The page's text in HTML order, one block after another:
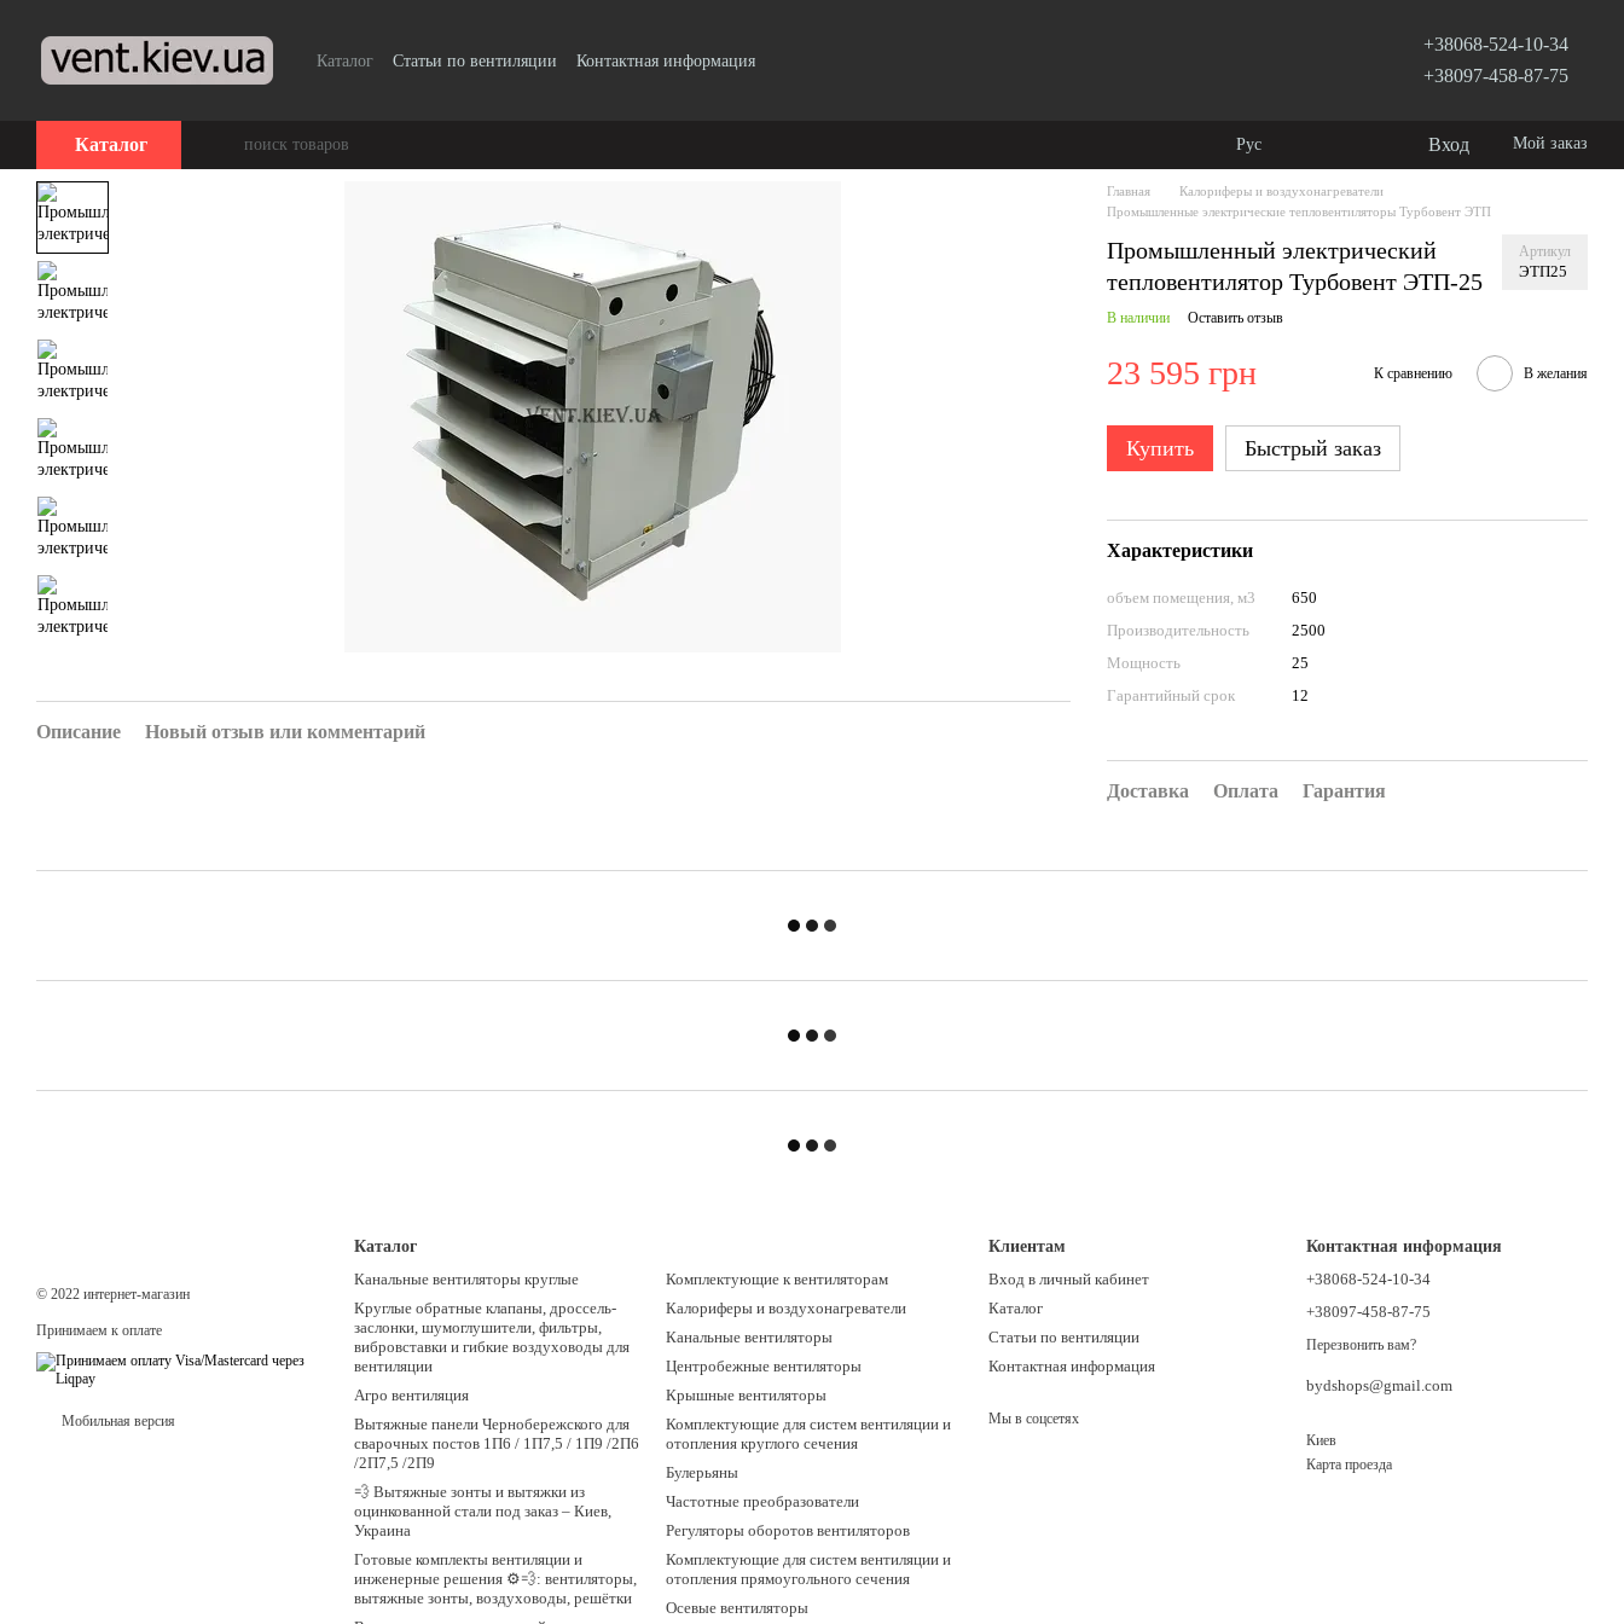
Каталог Статьи по вентиляции Контактная информация
+38068-524-10-34
+38097-458-87-75
Каталог Рус Вход Мой заказ
Главная
Калориферы и воздухонагреватели
Промышленные электрические тепловентиляторы Турбовент ЭТП
Промышленный электрический
тепловентилятор Турбовент ЭТП-25
Артикул
ЭТП25
В наличии Оставить отзыв
23 595 грн К сравнению В желания
Купить Быстрый заказ
Характеристики
объем помещения, м3
650
Производительность
2500
Мощность
25
Гарантийный срок
12
Доставка Оплата Гарантия
Описание Новый отзыв или комментарий
© 2022 интернет-магазин
Принимаем к оплате
Мобильная версия
Каталог
Канальные вентиляторы круглые
Круглые обратные клапаны, дроссель-
заслонки, шумоглушители, фильтры,
вибровставки и гибкие воздуховоды для
вентиляции
Агро вентиляция
Вытяжные панели Чернобережского для
сварочных постов 1П6 / 1П7,5 / 1П9 /2П6
/2П7,5 /2П9
💨 Вытяжные зонты и вытяжки из
оцинкованной стали под заказ – Киев,
Украина
Готовые комплекты вентиляции и
инженерные решения ⚙️💨: вентиляторы,
вытяжные зонты, воздуховоды, решётки
Комплектующие к вентиляторам
Калориферы и воздухонагреватели
Канальные вентиляторы
Центробежные вентиляторы
Крышные вентиляторы
Комплектующие для систем вентиляции и
отопления круглого сечения
Булерьяны
Частотные преобразователи
Регуляторы оборотов вентиляторов
Комплектующие для систем вентиляции и
отопления прямоугольного сечения
Осевые вентиляторы
Клиентам
Вход в личный кабинет
Каталог
Статьи по вентиляции
Контактная информация
Мы в соцсетях
Контактная информация
+38068-524-10-34
+38097-458-87-75
Перезвонить вам?
bydshops@gmail.com
Киев
Карта проезда